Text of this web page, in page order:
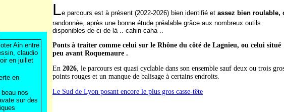
Ain entre
claudio
en juillet
en
nos
sur des
Le parcours est à présent (2022-2026) bien identifié et assez bien roulable,
randonnée, après une bonne étude préalable grâce aux nombreux outils
disponibles de ci de là .. cahin-caha ..
Ponts à traiter comme celui sur le Rhône du côté de Lagnieu, ou celui situé
peu avant Roquemaure .
En 2026, le parcours est quasi cyclable dans son ensemble sauf deux ou trois
points rouges et un manque de balisage à certains endroits.
Le Sud de Lyon posant encore le plus gros casse-tête